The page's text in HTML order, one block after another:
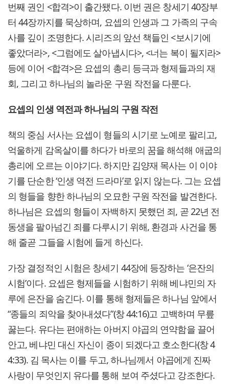
번째 권인 <합격>이 출간됐다. 이번 권은 창세기 40장부
터 44장까지를 묵상하며, 요셉의 인생과 그 가족의 구속
사를 깊이 조명한다. 시리즈의 앞선 책들인 <보시기에
좋았더라>, <그럼에도 살아냅시다>, <너는 복이 될지라>
등에 이어 <합격>은 요셉의 총리 등극과 형제들과의 재
회, 그리고 하나님의 놀라운 구원 작전을 다룬다.
요셉의 인생 역전과 하나님의 구원 작전
책의 중심 서사는 요셉이 형들의 시기로 노예로 팔리고,
억울하게 감옥살이를 하다가 바로의 꿈을 해석해 애굽의
총리에 오르는 이야기다. 하지만 김양재 목사는 이 이야
기를 단순한 ‘인생 역전 드라마’로 읽지 않는다. 그는 요셉
의 형들을 향한 하나님의 오묘한 구원 작전을 발견한다.
하나님은 요셉의 형들이 자백하지 못했던 죄, 곧 22년 전
동생을 팔아넘긴 죄를 다루시기 위해, 환경과 사건을 통
해 줄곧 그들을 시험에 들게 하신다.
가장 결정적인 시험은 창세기 44장에 등장하는 ‘은잔의
시험’이다. 요셉은 형제들을 시험하기 위해 베냐민의 자
루에 은잔을 숨긴다. 이를 통해 형제들은 하나님 앞에서
“종들의 죄악을 찾아내셨다”(창 44:16)고 고백하며 무릎
꿇는다. 유다는 편애하는 아버지 야곱의 연약함을 끌어
안고, 베냐민 대신 자신이 종이 되겠다고 호소한다(창 4
4:33). 김 목사는 이를 두고, 하나님께서 야곱에게 진짜
사랑이 무엇인지 유다를 통해 보여 주셨다고 강조한다.